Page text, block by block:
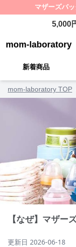
マザーズバ
5,000
mom-laboratory
新着商品
mom-laboratory TOP
【なぜ】マザー
更新日 2026-06-18